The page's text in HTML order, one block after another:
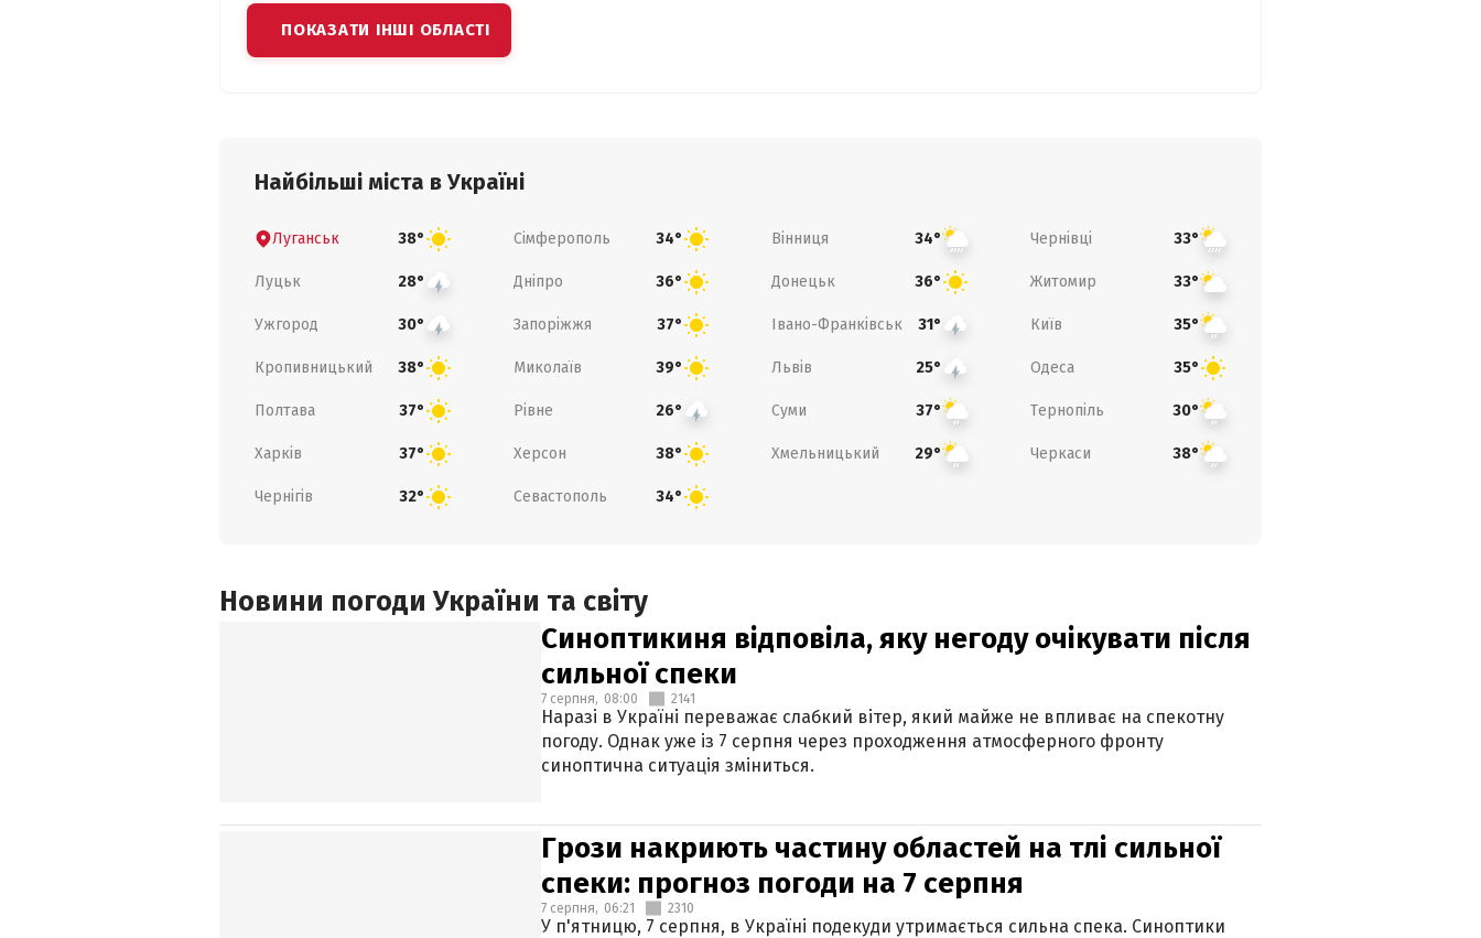
ПОКАЗАТИ ІНШІ ОБЛАСТІ
Найбільші міста в Україні
Луганськ 38° Сімферополь 34° Вінниця 34° Чернівці 33°
Луцьк 28° Дніпро 36° Донецьк 36° Житомир 33°
Ужгород 30° Запоріжжя 37° Івано-Франківськ 31° Київ 35°
Кропивницький 38° Миколаїв 39° Львів 25° Одеса 35°
Полтава 37° Рівне 26° Суми 37° Тернопіль 30°
Харків 37° Херсон 38° Хмельницький 29° Черкаси 38°
Чернігів 32° Севастополь 34°
Новини погоди України та світу
Синоптикиня відповіла, яку негоду очікувати після
сильної спеки
7 серпня, 08:00 2141
Наразі в Україні переважає слабкий вітер, який майже не впливає на спекотну
погоду. Однак уже із 7 серпня через проходження атмосферного фронту
синоптична ситуація зміниться.
Грози накриють частину областей на тлі сильної
спеки: прогноз погоди на 7 серпня
7 серпня, 06:21 2310
У п'ятницю, 7 серпня, в Україні подекуди утримається сильна спека. Синоптики